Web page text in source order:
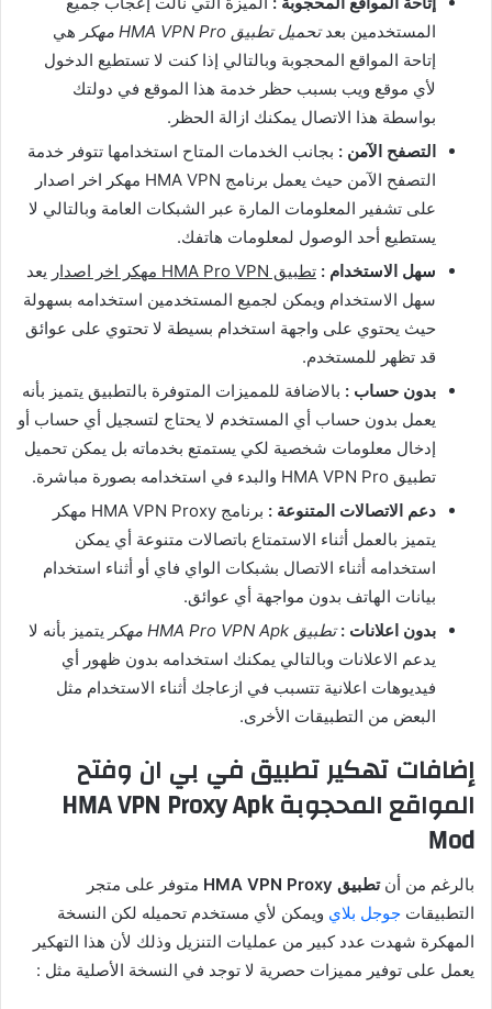
المستخدمين بعدتحميل تطبيق HMA VPN Pro مهكر
هي
إتاحة المواقع المحجوبة وبالتالي إذا كنت لا تستطيع الدخول
لأي موقع ويب بسبب حظر خدمة هذا الموقع في دولتك
بواسطة هذا الاتصال يمكنك ازالة الحظر.
التصفح الآمن : بجانب الخدمات المتاح استخدامها تتوفر خدمة
التصفح الآمن حيث يعمل برنامج HMA VPN مهكر اخر اصدار
على تشفير المعلومات المارة عبر الشبكات العامة وبالتالي لا
يستطيع أحد الوصول لمعلومات هاتفك.
سهل الاستخدام : تطبيق HMA Pro VPN مهكر اخر اصدار
يعد
سهل الاستخدام ويمكن لجميع المستخدمين استخدامه بسهولة
حيث يحتوي على واجهة استخدام بسيطة لا تحتوي على عوائق
قد تظهر للمستخدم.
بدون حساب : بالاضافة للمميزات المتوفرة بالتطبيق يتميز بأنه
يعمل بدون حساب أي المستخدم لا يحتاج لتسجيل أي حساب أو
إدخال معلومات شخصية لكي يستمتع بخدماته بل يمكن تحميل
تطبيق HMA VPN Pro والبدء في استخدامه بصورة مباشرة.
دعم الاتصالات المتنوعة :
برنامج HMA VPN Proxy مهكر
يتميز بالعمل أثناء الاستمتاع باتصالات متنوعة أي يمكن
استخدامه أثناء الاتصال بشبكات الواي فاي أو أثناء استخدام
بيانات الهاتف بدون مواجهة أي عوائق.
بدون اعلانات : تطبيق HMA Pro VPN Apk مهكر
يتميز بأنه لا
يدعم الاعلانات وبالتالي يمكنك استخدامه بدون ظهور أي
فيديوهات اعلانية تتسبب في ازعاجك أثناء الاستخدام مثل
البعض من التطبيقات الأخرى.
إضافات تهكير تطبيق في بي ان وفتح
المواقع المحجوبة HMA VPN Proxy Apk
Mod
بالرغم من أنتطبيق HMA VPN Proxy
متوفر على متجر
التطبيقات جوجل بلاي ويمكن لأي مستخدم تحميله لكن النسخة
المهكرة شهدت عدد كبير من عمليات التنزيل وذلك لأن هذا التهكير
يعمل على توفير مميزات حصرية لا توجد في النسخة الأصلية مثل :